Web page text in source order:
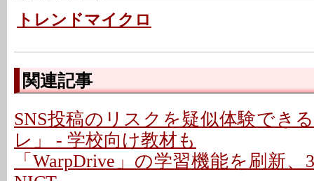
トレンドマイクロ
関連記事
SNS投稿のリスクを疑似体験でき
レ」 - 学校向け教材も
「WarpDrive」の学習機能を刷新